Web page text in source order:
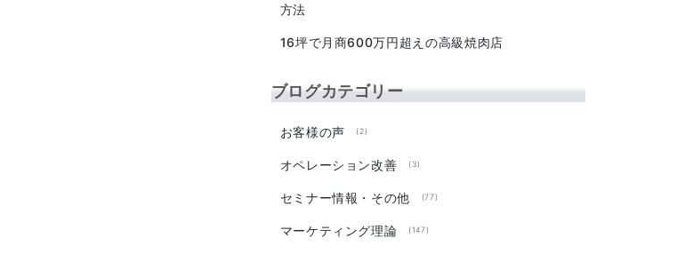
方法
16坪で月商600万円超えの高級焼肉店
ブログカテゴリー
お客様の声 (2)
オペレーション改善 (3)
セミナー情報・その他 (77)
マーケティング理論 (147)